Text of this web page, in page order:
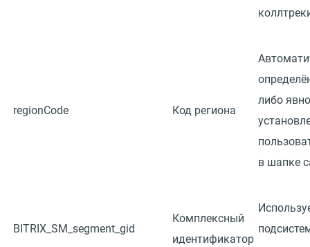
regionCode Код региона
либо явно
в шапке
BITRIX_SM_segment_gid
Комплексный
идентификатор